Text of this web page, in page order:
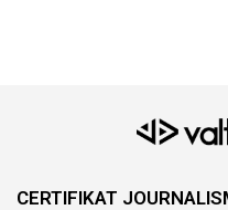
CERTIFIKAT